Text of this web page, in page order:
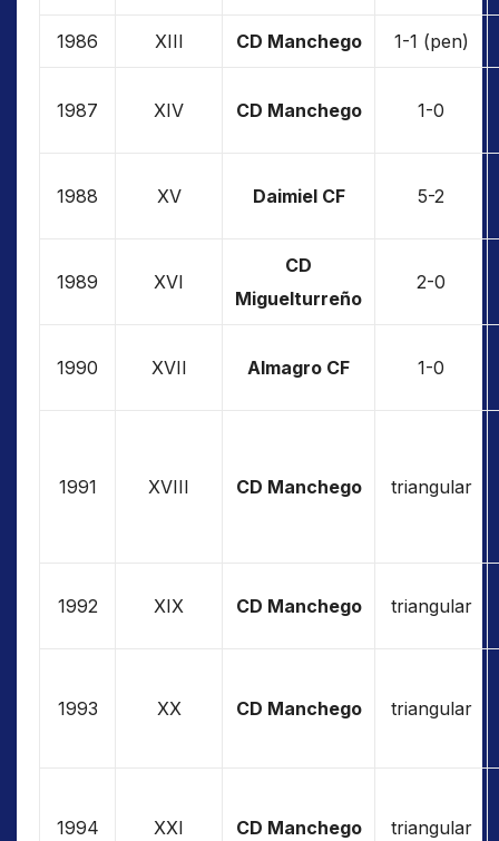
1986 XIII CD Manchego 1-1 (pen)
1987 XIV CD Manchego 1-0
1988 XV Daimiel CF 5-2
1989 XVI
CD
Miguelturreño
2-0
1990 XVII Almagro CF 1-0
1991 XVIII CD Manchego triangular
1992 XIX CD Manchego triangular
1993 XX CD Manchego triangular
1994 XXI CD Manchego triangular